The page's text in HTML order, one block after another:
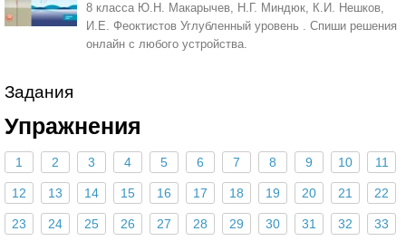
8 класса Ю.Н. Макарычев, Н.Г. Миндюк, К.И. Нешков,
И.Е. Феоктистов Углубленный уровень . Спиши решения
онлайн с любого устройства.
Задания
Упражнения
1 2 3 4 5 6 7 8 9 10 11
12 13 14 15 16 17 18 19 20 21 22
23 24 25 26 27 28 29 30 31 32 33